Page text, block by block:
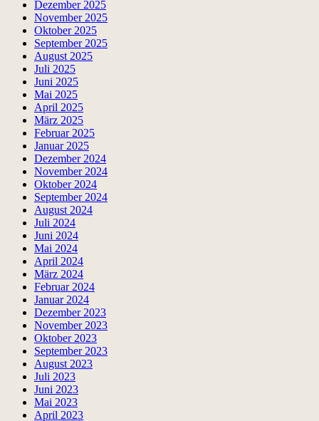
Dezember 2025
November 2025
Oktober 2025
September 2025
August 2025
Juli 2025
Juni 2025
Mai 2025
April 2025
März 2025
Februar 2025
Januar 2025
Dezember 2024
November 2024
Oktober 2024
September 2024
August 2024
Juli 2024
Juni 2024
Mai 2024
April 2024
März 2024
Februar 2024
Januar 2024
Dezember 2023
November 2023
Oktober 2023
September 2023
August 2023
Juli 2023
Juni 2023
Mai 2023
April 2023